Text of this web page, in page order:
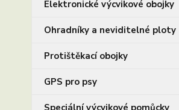
Elektronické výcvikové obojky
Ohradníky a neviditelné ploty
Protištěkací obojky
GPS pro psy
Speciální výcvikové pomůcky